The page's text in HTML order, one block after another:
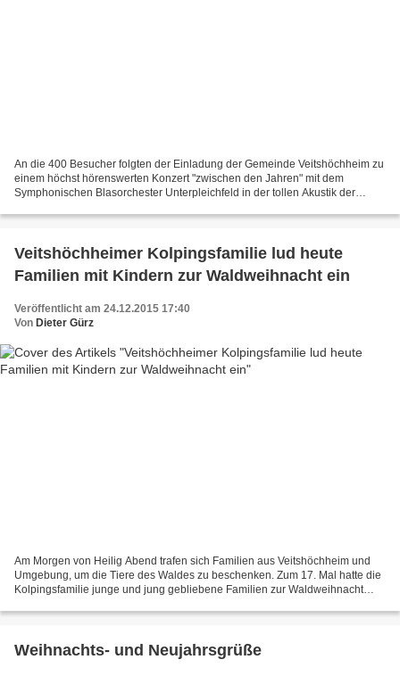
An die 400 Besucher folgten der Einladung der Gemeinde Veitshöchheim zu
einem höchst hörenswerten Konzert "zwischen den Jahren" mit dem
Symphonischen Blasorchester Unterpleichfeld in der tollen Akustik der
Veitshöchheimer Kolpingsfamilie lud heute
Familien mit Kindern zur Waldweihnacht ein
Veröffentlicht am 24.12.2015 17:40
Von Dieter Gürz
Am Morgen von Heilig Abend trafen sich Familien aus Veitshöchheim und
Umgebung, um die Tiere des Waldes zu beschenken. Zum 17. Mal hatte die
Kolpingsfamilie junge und jung gebliebene Familien zur Waldweihnacht
Weihnachts- und Neujahrsgrüße